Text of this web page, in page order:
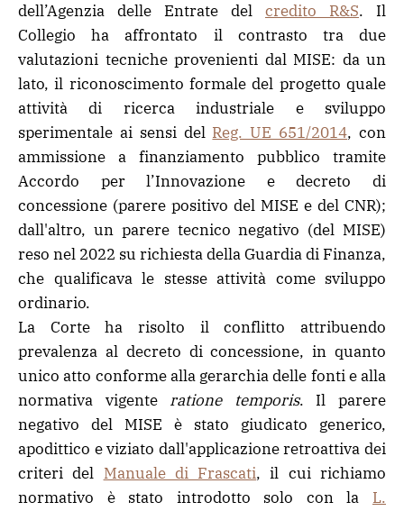
dell’Agenzia delle Entrate del credito R&S. Il
Collegio ha affrontato il contrasto tra due
valutazioni tecniche provenienti dal MISE: da un
lato, il riconoscimento formale del progetto quale
attività di ricerca industriale e sviluppo
sperimentale ai sensi del Reg. UE 651/2014, con
ammissione a finanziamento pubblico tramite
Accordo per l’Innovazione e decreto di
concessione (parere positivo del MISE e del CNR);
dall'altro, un parere tecnico negativo (del MISE)
reso nel 2022 su richiesta della Guardia di Finanza,
che qualificava le stesse attività come sviluppo
ordinario.
La Corte ha risolto il conflitto attribuendo
prevalenza al decreto di concessione, in quanto
unico atto conforme alla gerarchia delle fonti e alla
normativa vigente ratione temporis. Il parere
negativo del MISE è stato giudicato generico,
apodittico e viziato dall'applicazione retroattiva dei
criteri del Manuale di Frascati, il cui richiamo
normativo è stato introdotto solo con la L.